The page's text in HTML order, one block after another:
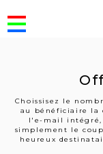
Choissisez le
au bénéficiaire la
l'e-mail
simplement le
heureux